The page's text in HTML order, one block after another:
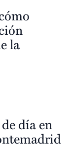
la
día en